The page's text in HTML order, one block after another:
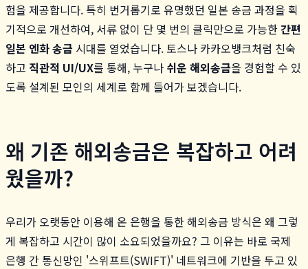
험을 제공합니다. 특히 번거롭기로 유명했던 일본 송금 과정을 획
기적으로 개선하여, 서류 없이 단 몇 번의 클릭만으로 가능한간편
일본 엔화 송금 시대를 열었습니다. 토스나 카카오뱅크처럼 친숙
하고 직관적 UI/UX를 통해, 누구나 쉬운 해외송금을 경험할 수 있
도록 설계된 모인의 세계로 함께 들어가 보겠습니다.
왜 기존 해외송금은 복잡하고 어려
웠을까?
우리가 오랫동안 이용해 온 은행을 통한 해외송금 방식은 왜 그렇
게 복잡하고 시간이 많이 소요되었을까요? 그 이유는 바로 국제
은행 간 통신망인 '스위프트(SWIFT)' 네트워크에 기반을 두고 있